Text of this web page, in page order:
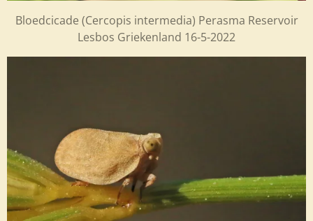
Bloedcicade (Cercopis intermedia) Perasma Reservoir
Lesbos Griekenland 16-5-2022